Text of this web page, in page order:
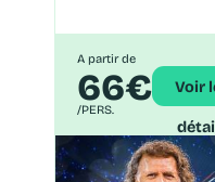
A partir de
66€
/PERS.
Voir les